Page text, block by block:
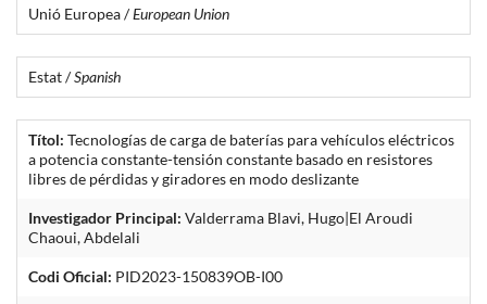
Unió Europea /European Union
Estat /Spanish
Títol: Tecnologías de carga de baterías para vehículos eléctricos
a potencia constante-tensión constante basado en resistores
libres de pérdidas y giradores en modo deslizante
Investigador Principal: Valderrama Blavi, Hugo|El Aroudi
Chaoui, Abdelali
Codi Oficial: PID2023-150839OB-I00